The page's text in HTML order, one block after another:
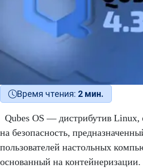
Время чтения: 2 мин.
Qubes OS — дистрибутив Linux,
на безопасность,
пользователей настольных
основанный на